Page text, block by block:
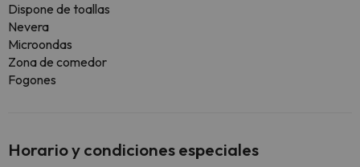
Dispone de toallas
Nevera
Microondas
Zona de comedor
Fogones
Horario y condiciones especiales